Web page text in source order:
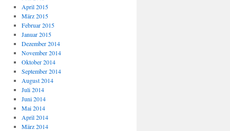
April 2015
März 2015
Februar 2015
Januar 2015
Dezember 2014
November 2014
Oktober 2014
September 2014
August 2014
Juli 2014
Juni 2014
Mai 2014
April 2014
März 2014